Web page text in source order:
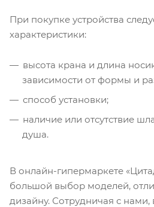
При покупке устройства
характеристики:
высота крана и длина
зависимости от формы и
способ установки;
наличие или отсутствие
душа.
В онлайн-гипермаркете
большой выбор моделей,
дизайну. Сотрудничая с нами,